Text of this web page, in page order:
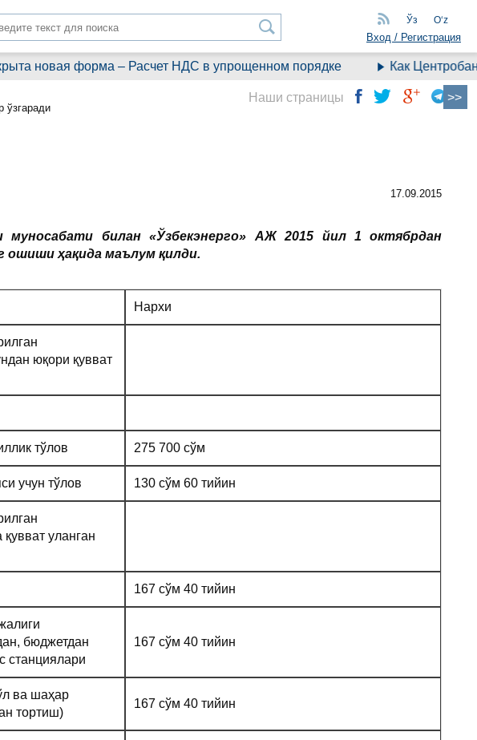
Ўз Oʻz
Вход / Регистрация
новая форма – Расчет НДС в упрощенном порядке Как
ўзгаради
17.09.2015
муносабати билан«Ўзбекэнерго» АЖ 2015 йил 1 октябрдан
ошиши ҳақида маълум қилди.
Нархи
юқори қувват
тўлов 275 700 сўм
учун тўлов 130 сўм 60 тийин
уланган
167 сўм 40 тийин
бюджетдан
станциялари
167 сўм 40 тийин
ва шаҳар
тортиш)
167 сўм 40 тийин
Наши страницы